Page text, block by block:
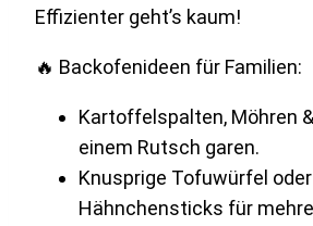
Effizienter geht’s kaum!
🔥 Backofenideen für Familien:
Kartoffelspalten, Möhren
einem Rutsch garen.
Knusprige Tofuwürfel oder
Hähnchensticks für